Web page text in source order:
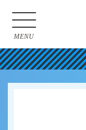
MENU